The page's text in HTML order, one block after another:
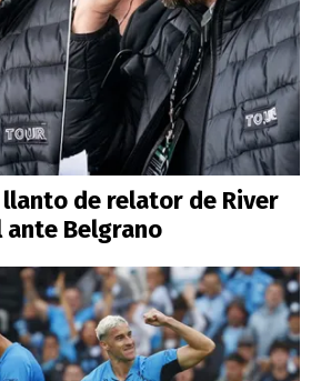
de relator de River
Belgrano